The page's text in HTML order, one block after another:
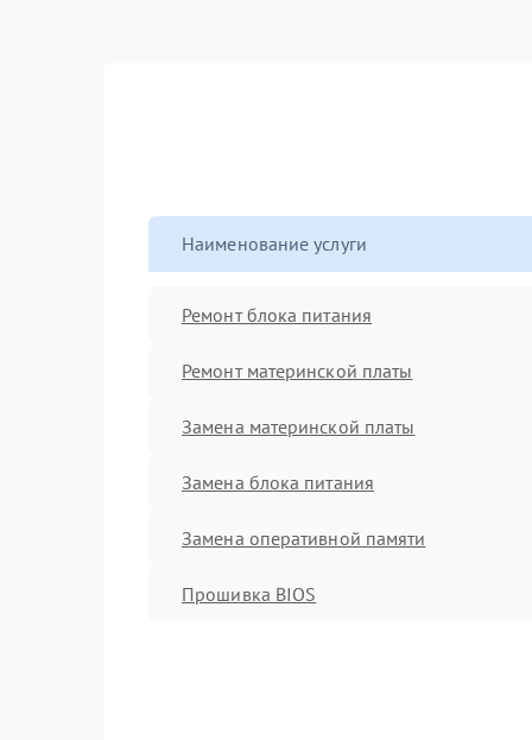
Наименование услуги
Ремонт блока питания
Ремонт материнской платы
Замена материнской платы
Замена блока питания
Замена оперативной памяти
Прошивка BIOS